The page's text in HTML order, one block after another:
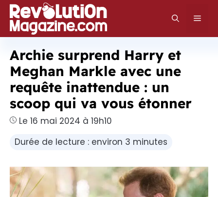
Aller
au
contenu
Archie surprend Harry et
Meghan Markle avec une
requête inattendue : un
scoop qui va vous étonner
Le 16 mai 2024 à 19h10
Durée de lecture : environ 3 minutes